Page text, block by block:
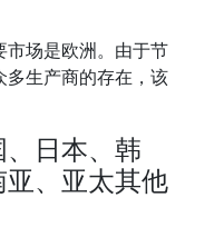
市场是欧洲。由于节
多生产商的存在，该
日本、韩
、亚太其他